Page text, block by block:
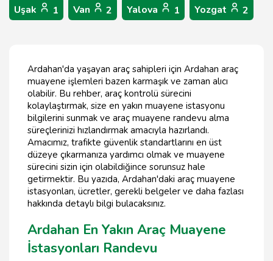
Uşak 1 Van 2 Yalova 1 Yozgat 2
Ardahan'da yaşayan araç sahipleri için Ardahan araç
muayene işlemleri bazen karmaşık ve zaman alıcı
olabilir. Bu rehber, araç kontrolü sürecini
kolaylaştırmak, size en yakın muayene istasyonu
bilgilerini sunmak ve araç muayene randevu alma
süreçlerinizi hızlandırmak amacıyla hazırlandı.
Amacımız, trafikte güvenlik standartlarını en üst
düzeye çıkarmanıza yardımcı olmak ve muayene
sürecini sizin için olabildiğince sorunsuz hale
getirmektir. Bu yazıda, Ardahan'daki araç muayene
istasyonları, ücretler, gerekli belgeler ve daha fazlası
hakkında detaylı bilgi bulacaksınız.
Ardahan En Yakın Araç Muayene
İstasyonları Randevu